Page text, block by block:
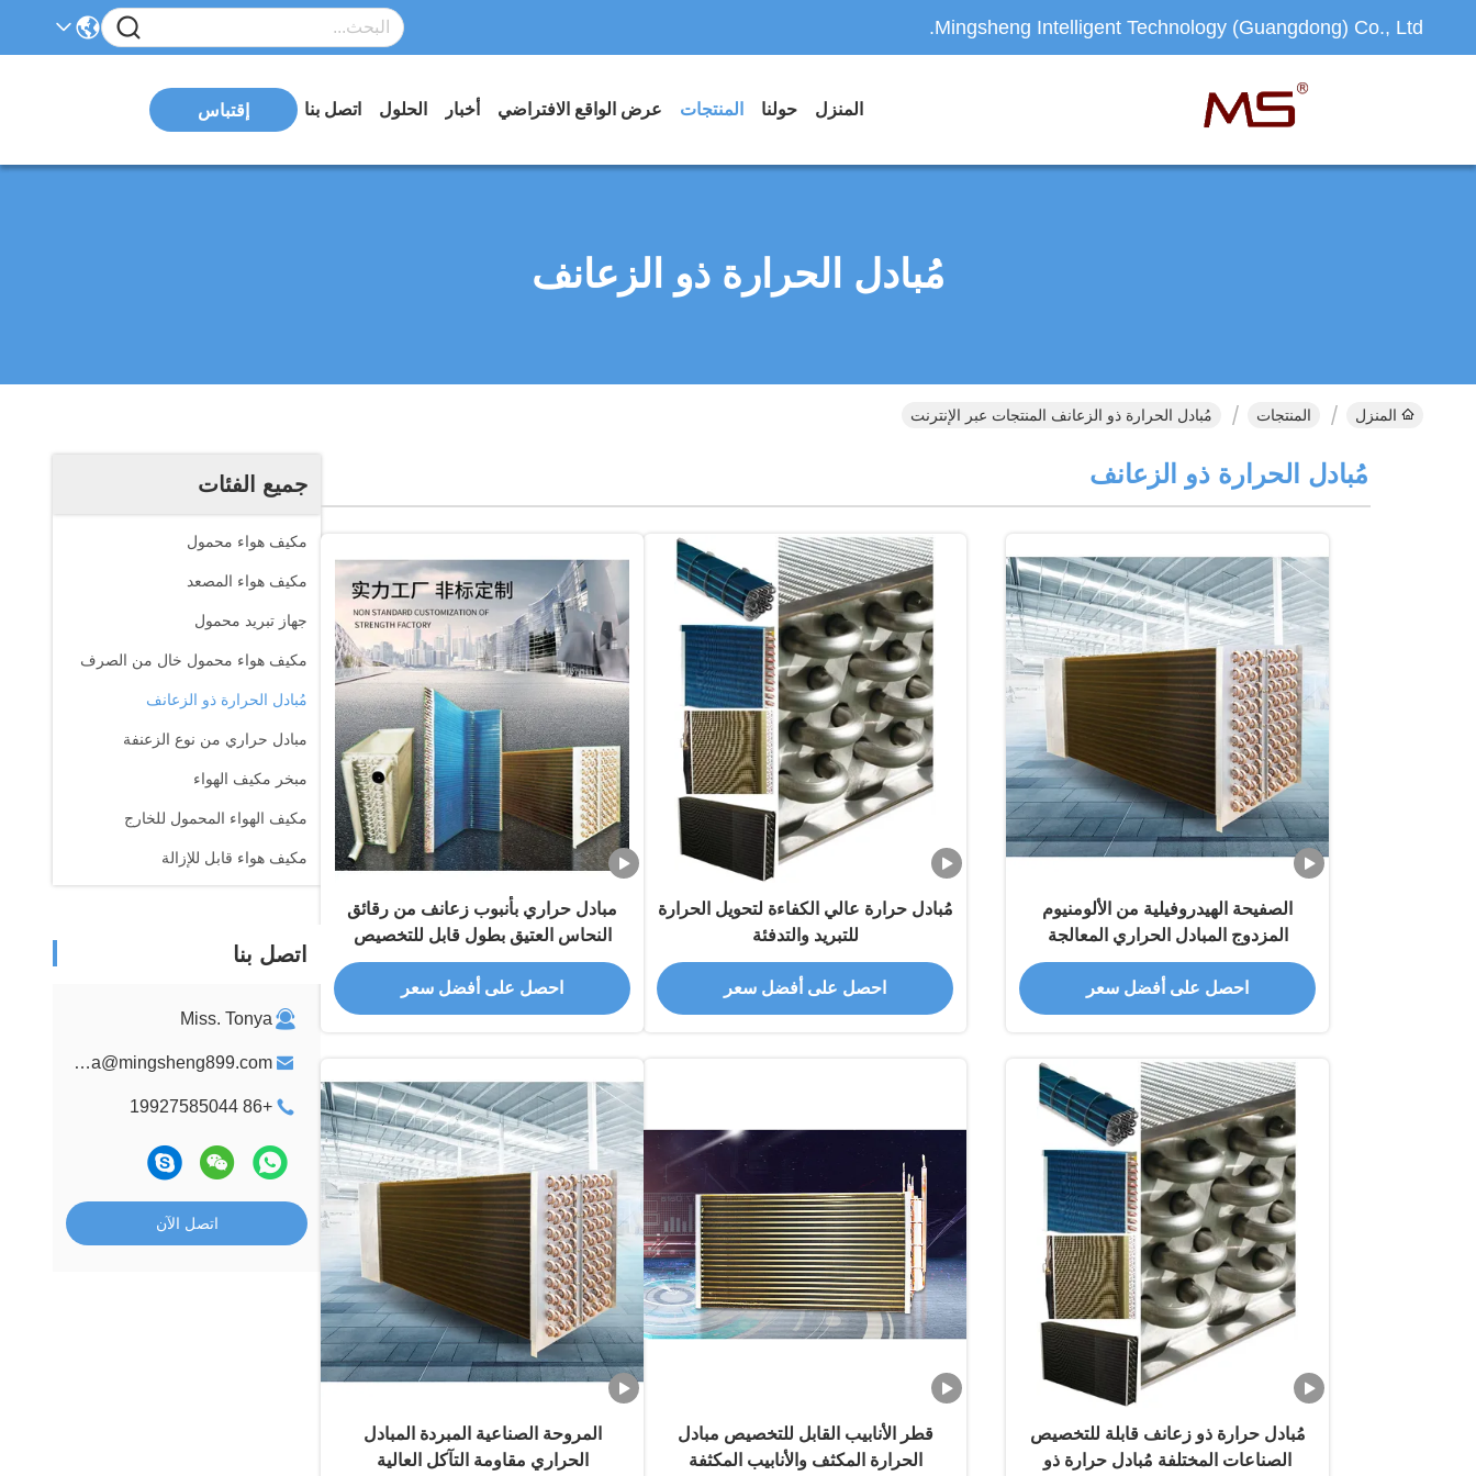
Mingsheng Intelligent Technology (Guangdong) Co., Ltd.
المنزل حولنا المنتجات عرض الواقع الافتراضي أخبار الحلول اتصل بنا إقتباس
مُبادل الحرارة ذو الزعانف
المنزل المنتجات مُبادل الحرارة ذو الزعانف المنتجات عبر الإنترنت
جميع الفئات
مكيف هواء محمول
مكيف هواء المصعد
جهاز تبريد محمول
مكيف هواء محمول خال من الصرف
مُبادل الحرارة ذو الزعانف
مبادل حراري من نوع الزعنفة
مبخر مكيف الهواء
مكيف الهواء المحمول للخارج
مكيف هواء قابل للإزالة
اتصل بنا
Miss. Tonya
tonya@mingsheng899.com
+86 19927585044
اتصل الآن
مُبادل الحرارة ذو الزعانف
الصفيحة الهيدروفيلية من الألومنيوم
المزدوج المبادل الحراري المعالجة
السطحية المكثف الأنبوب
احصل على أفضل سعر
مُبادل حرارة عالي الكفاءة لتحويل الحرارة
للتبريد والتدفئة
احصل على أفضل سعر
مبادل حراري بأنبوب زعانف من رقائق
النحاس العتيق بطول قابل للتخصيص
احصل على أفضل سعر
مُبادل حرارة ذو زعانف قابلة للتخصيص
الصناعات المختلفة مُبادل حرارة ذو
قطر الأنابيب القابل للتخصيص مبادل
الحرارة المكثف والأنابيب المكثفة
المروحة الصناعية المبردة المبادل
الحراري مقاومة التآكل العالية